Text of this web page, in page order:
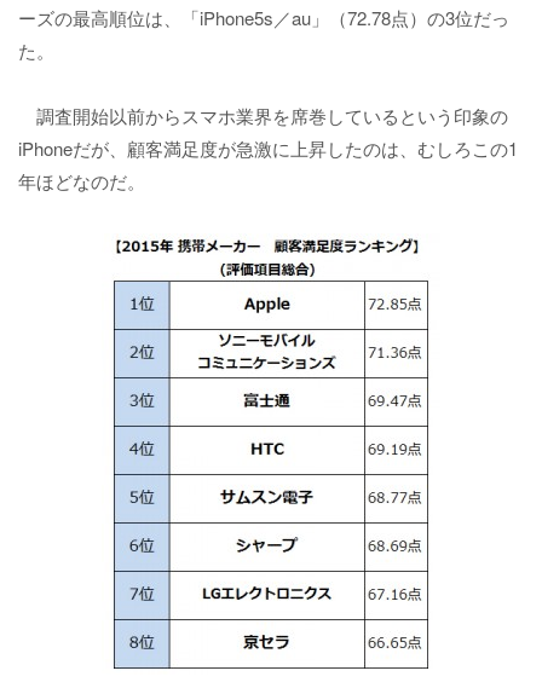
ーズの最高順位は、「iPhone5s／au」（72.78点）の3位だっ
た。
調査開始以前からスマホ業界を席巻しているという印象の
iPhoneだが、顧客満足度が急激に上昇したのは、むしろこの1
年ほどなのだ。